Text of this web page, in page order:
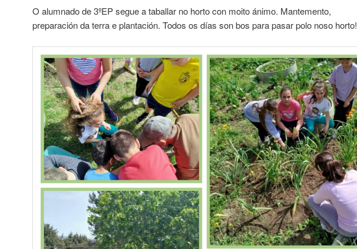
O alumnado de 3ºEP segue a taballar no horto con moito ánimo. Mantemento,
preparación da terra e plantación. Todos os días son bos para pasar polo noso horto!